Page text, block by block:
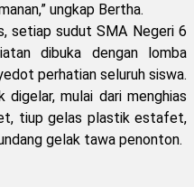
ungkap Bertha.
setiap sudut SMA Negeri 6
dibuka dengan lomba
perhatian seluruh siswa.
mulai dari menghias
tiup gelas plastik estafet,
gelak tawa penonton.